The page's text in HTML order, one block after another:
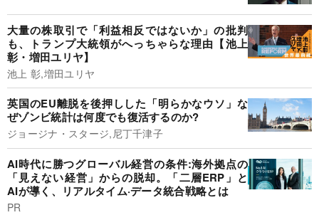
大量の株取引で「利益相反ではないか」の批判
も、トランプ大統領がへっちゃらな理由【池上
彰・増田ユリヤ】
池上 彰,増田ユリヤ
英国のEU離脱を後押しした「明らかなウソ」な
ぜゾンビ統計は何度でも復活するのか?
ジョージナ・スタージ,尼丁千津子
AI時代に勝つグローバル経営の条件:海外拠点の
「見えない経営」からの脱却。「二層ERP」と
AIが導く、リアルタイム·データ統合戦略とは
PR